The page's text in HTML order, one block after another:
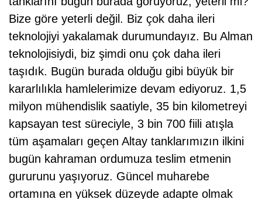
Bize göre yeterli değil. Biz çok daha ileri
teknolojiyi yakalamak durumundayız. Bu Alman
teknolojisiydi, biz şimdi onu çok daha ileri
taşıdık. Bugün burada olduğu gibi büyük bir
kararlılıkla hamlelerimize devam ediyoruz. 1,5
milyon mühendislik saatiyle, 35 bin kilometreyi
kapsayan test süreciyle, 3 bin 700 fiili atışla
tüm aşamaları geçen Altay tanklarımızın ilkini
bugün kahraman ordumuza teslim etmenin
gururunu yaşıyoruz. Güncel muharebe
ortamına en yüksek düzeyde adapte olmak